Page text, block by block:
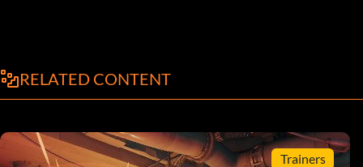
RELATED CONTENT
Trainers